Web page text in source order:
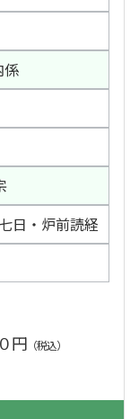
係
日・炉前読経
円 （税込）